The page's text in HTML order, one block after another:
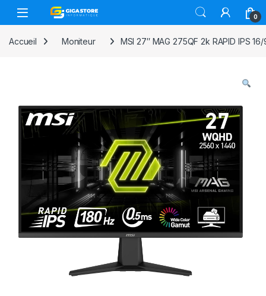
Skip to navigation
Skip to content
0
Accueil Moniteur MSI 27″ MAG 275QF 2k RAPID IPS